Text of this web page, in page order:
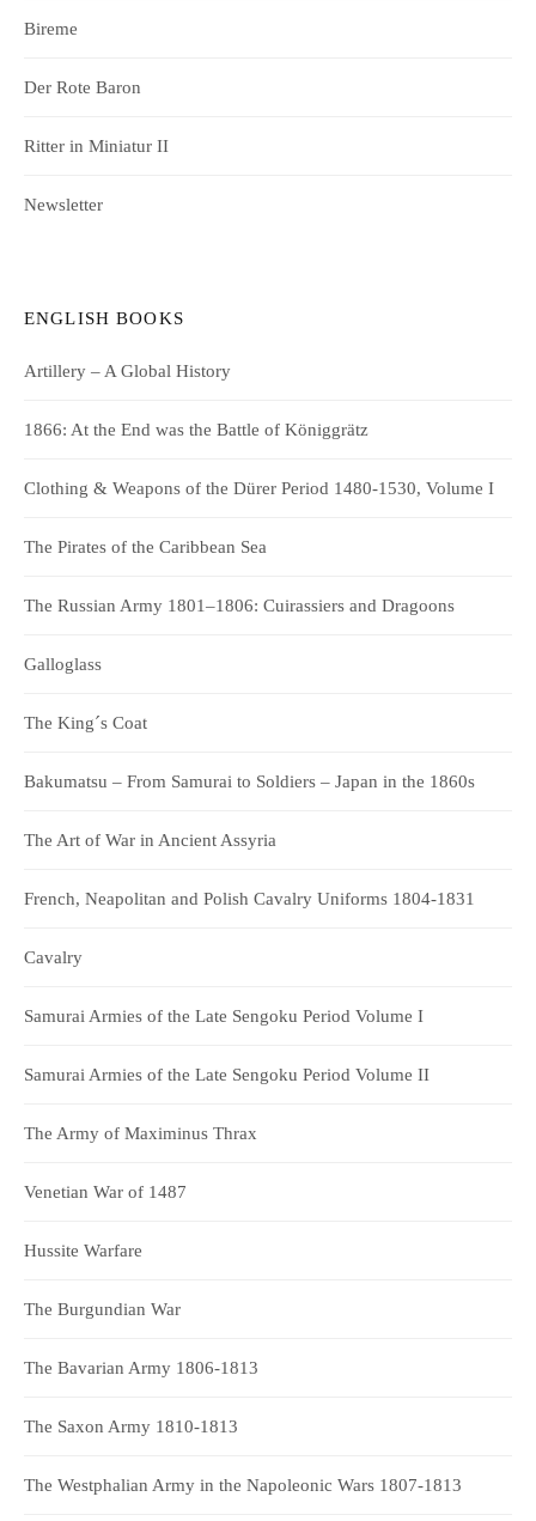
Bireme
Der Rote Baron
Ritter in Miniatur II
Newsletter
ENGLISH BOOKS
Artillery – A Global History
1866: At the End was the Battle of Königgrätz
Clothing & Weapons of the Dürer Period 1480-1530, Volume I
The Pirates of the Caribbean Sea
The Russian Army 1801–1806: Cuirassiers and Dragoons
Galloglass
The King´s Coat
Bakumatsu – From Samurai to Soldiers – Japan in the 1860s
The Art of War in Ancient Assyria
French, Neapolitan and Polish Cavalry Uniforms 1804-1831
Cavalry
Samurai Armies of the Late Sengoku Period Volume I
Samurai Armies of the Late Sengoku Period Volume II
The Army of Maximinus Thrax
Venetian War of 1487
Hussite Warfare
The Burgundian War
The Bavarian Army 1806-1813
The Saxon Army 1810-1813
The Westphalian Army in the Napoleonic Wars 1807-1813